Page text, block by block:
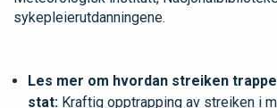
sykepleierutdanningene.
Les mer om hvordan streiken
stat: Kraftig opptrapping av streiken i